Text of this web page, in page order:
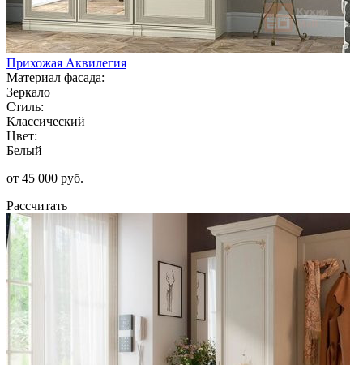
Прихожая Аквилегия
Материал фасада:
Зеркало
Стиль:
Классический
Цвет:
Белый
от 45 000 руб.
Рассчитать